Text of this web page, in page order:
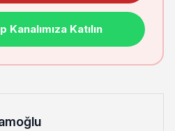
Katılın